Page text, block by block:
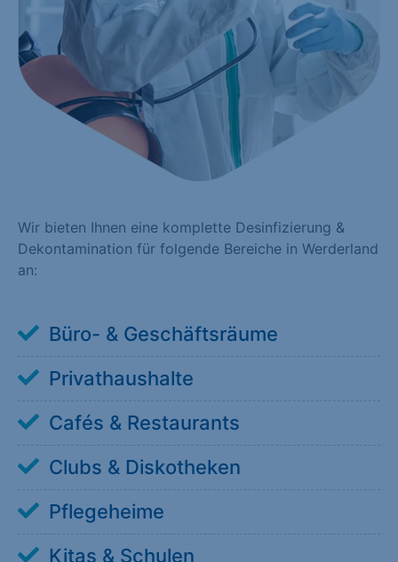
Wir bieten Ihnen eine komplette Desinfizierung &
Dekontamination für folgende Bereiche in Werderland
an:
Büro- & Geschäftsräume
Privathaushalte
Cafés & Restaurants
Clubs & Diskotheken
Pflegeheime
Kitas & Schulen